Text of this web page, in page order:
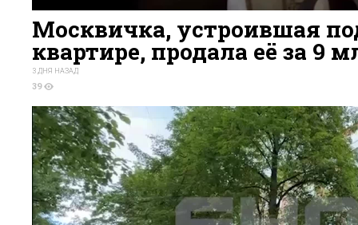
Москвичка, устроившая
квартире, продала её за 9
3 ДНЯ НАЗАД
39